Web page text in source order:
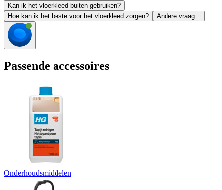
Kan ik het vloerkleed buiten gebruiken?
Hoe kan ik het beste voor het vloerkleed zorgen?
Andere vraag...
Passende accessoires
Onderhoudsmiddelen